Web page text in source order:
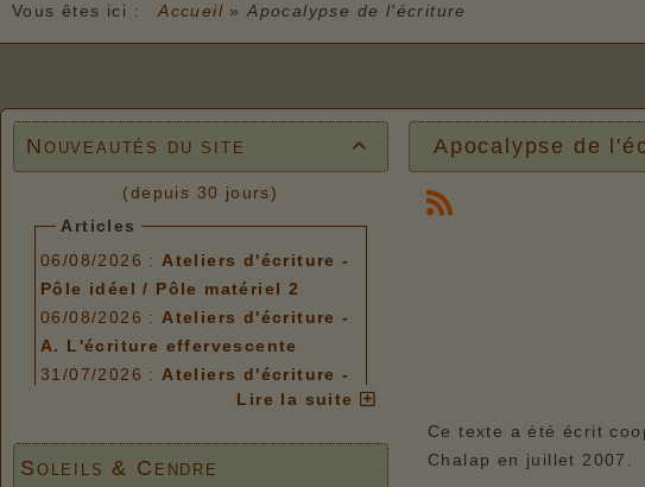
Vous êtes ici : Accueil »Apocalypse de l'écriture

Nouveautés du site
(depuis 30 jours)
Articles
06/08/2026 : Ateliers d'écriture -
Pôle idéel / Pôle matériel 2
06/08/2026 : Ateliers d'écriture -
A. L'écriture effervescente
31/07/2026 : Ateliers d'écriture -
Options de menu
06/08/2026 :Ateliers d'écriture -
Lire la suite
Soleils & Cendre
Apocalypse de
Ce texte a été écrit
Chalap en juillet 2007.